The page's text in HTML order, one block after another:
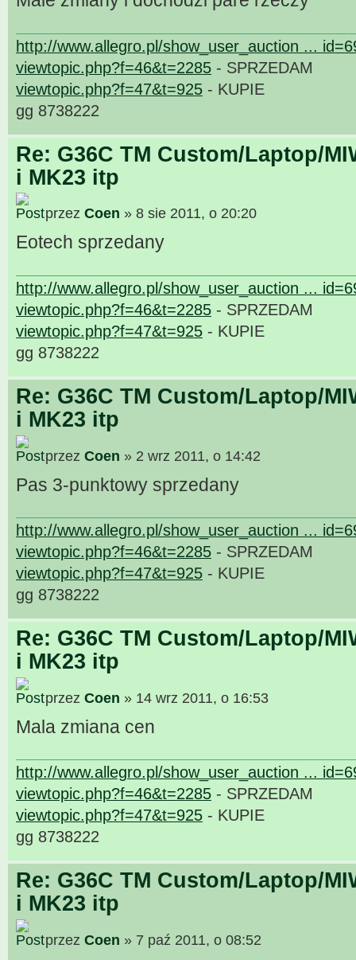
http://www.allegro.pl/show_user_auction ...
viewtopic.php?f=46&t=2285 - SPRZEDAM
viewtopic.php?f=47&t=925 - KUPIE
gg 8738222
Re: G36C TM Custom/Laptop/
i MK23 itp
przez Coen » 8 sie 2011, o 20:20
Eotech sprzedany
http://www.allegro.pl/show_user_auction ...
viewtopic.php?f=46&t=2285 - SPRZEDAM
viewtopic.php?f=47&t=925 - KUPIE
gg 8738222
Re: G36C TM Custom/Laptop/
i MK23 itp
przez Coen » 2 wrz 2011, o 14:42
Pas 3-punktowy sprzedany
http://www.allegro.pl/show_user_auction ...
viewtopic.php?f=46&t=2285 - SPRZEDAM
viewtopic.php?f=47&t=925 - KUPIE
gg 8738222
Re: G36C TM Custom/Laptop/
i MK23 itp
przez Coen » 14 wrz 2011, o 16:53
Mala zmiana cen
http://www.allegro.pl/show_user_auction ...
viewtopic.php?f=46&t=2285 - SPRZEDAM
viewtopic.php?f=47&t=925 - KUPIE
gg 8738222
Re: G36C TM Custom/Laptop/
i MK23 itp
przez Coen » 7 paź 2011, o 08:52